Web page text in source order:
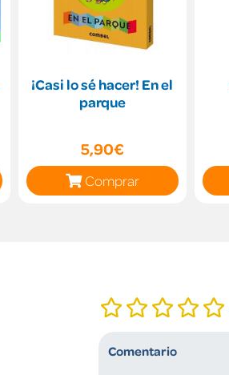
¡Casi lo sé hacer! En el
parque
5,90€
Comprar